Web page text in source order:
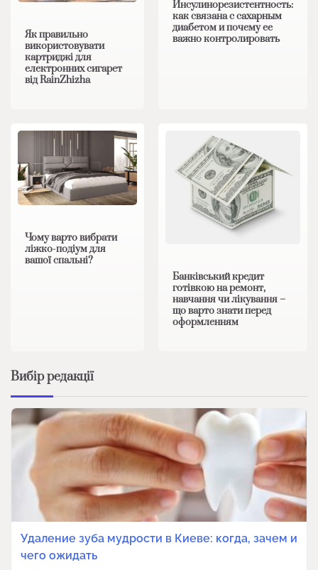
Як правильно
використовувати
картриджі для
електронних сигарет
від RainZhizha
Инсулинорезистентность:
как связана с сахарным
диабетом и почему ее
важно контролировать
Чому варто вибрати
ліжко-подіум для
вашої спальні?
Банківський кредит
готівкою на ремонт,
навчання чи лікування –
що варто знати перед
оформленням
Вибір редакції
Удаление зуба мудрости в Киеве: когда, зачем и
чего ожидать